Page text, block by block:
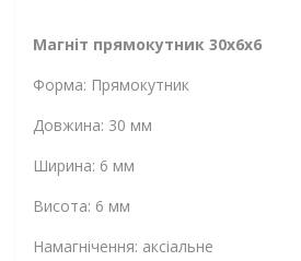
Магніт прямокутник 30x6x6
Форма: Прямокутник
Довжина: 30 мм
Ширина: 6 мм
Висота: 6 мм
Намагнічення: аксіальне